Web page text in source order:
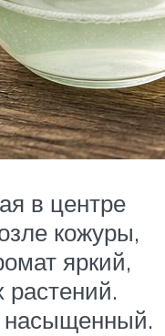
в центре
кожуры,
яркий,
растений.
насыщенный.